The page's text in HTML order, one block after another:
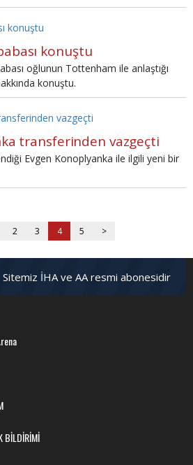
konuştu
oğlunun Tottenham ile anlaştığı
konuştu.
transferinden vazgeçti
Evgen Konoplyanka ile ilgili yeni bir
2 3 4 5 >
Sitemiz İHA ve AA resmi abonesidir
BİLDİRİMİ